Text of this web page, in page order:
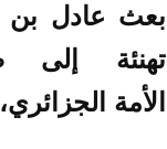
بعث عادل بن
تهنئة إلى
الأمة